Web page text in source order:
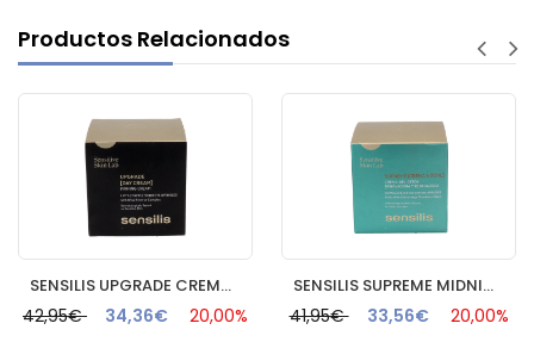
Productos Relacionados
SENSILIS UPGRADE CREMA LIPOLIFTING DIA 50 ML
42,95€ 34,36€ 20,00%
SENSILIS SUPREME MIDNIGHT ANTIAGING CAVIAR SISTEMA REPARADOR
41,95€ 33,56€ 20,00%